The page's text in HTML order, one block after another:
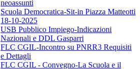
neoassunti
Scuola Democratica-Sit-in Piazza Matteotti
18-10-2025
USB Pubblico Impiego-Indicazioni
Nazionali e DDL Gasparri
FLC CGIL-Incontro su PNRR3 Requisiti
e Dettagli
FLC CGIL - Convegno-La Scuola e il